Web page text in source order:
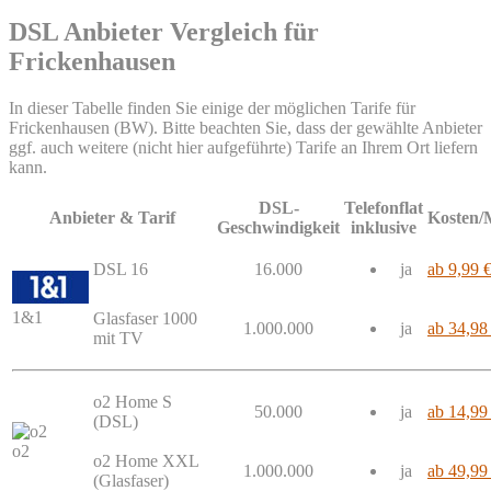
DSL Anbieter Vergleich für
Frickenhausen
In dieser Tabelle finden Sie einige der möglichen Tarife für
Frickenhausen (BW). Bitte beachten Sie, dass der gewählte Anbieter
ggf. auch weitere (nicht hier aufgeführte) Tarife an Ihrem Ort liefern
kann.
Anbieter & Tarif
DSL-
Geschwindigkeit
Telefonflat
inklusive
Kosten/
1&1
DSL 16 16.000 ja ab 9,99 €
Glasfaser 1000
mit TV
1.000.000 ja ab 34,98
o2
o2 Home S
(DSL)
50.000 ja ab 14,99
o2 Home XXL
(Glasfaser)
1.000.000 ja ab 49,99